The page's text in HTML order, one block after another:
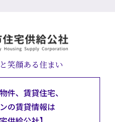
笑顔ある住まい
件、賃貸住宅、
の賃貸情報は